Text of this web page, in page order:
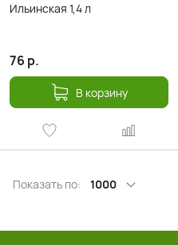
Ильинская 1,4 л
76 р.
В корзину
Показать по: 1000